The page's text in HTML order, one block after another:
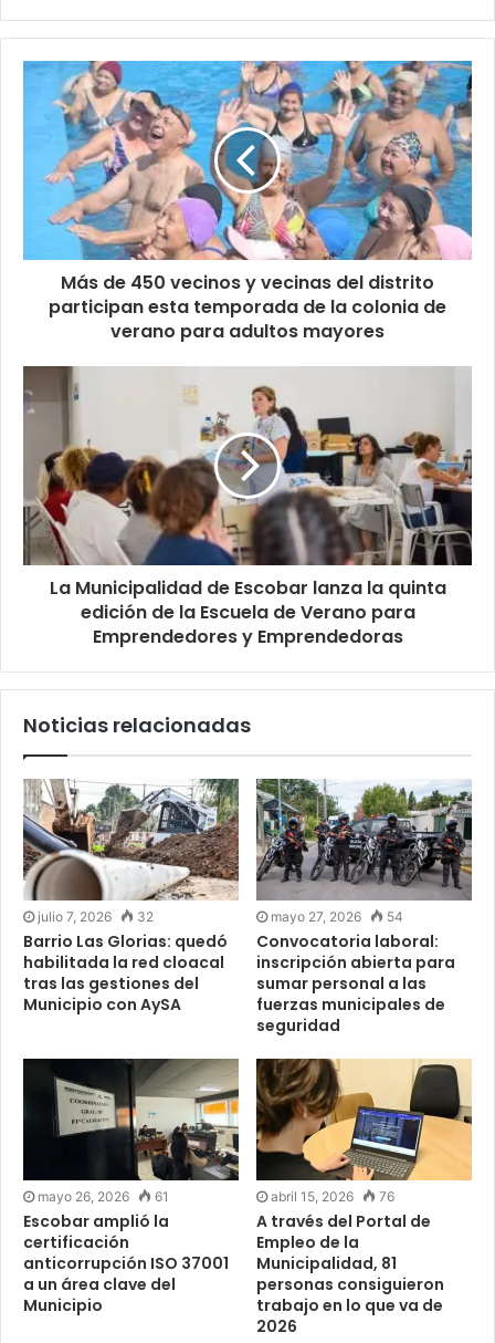
Más de 450 vecinos y vecinas del distrito
participan esta temporada de la colonia de
verano para adultos mayores
La Municipalidad de Escobar lanza la quinta
edición de la Escuela de Verano para
Emprendedores y Emprendedoras
Noticias relacionadas
julio 7, 2026 32
Barrio Las Glorias: quedó
habilitada la red cloacal
tras las gestiones del
Municipio con AySA
mayo 27, 2026 54
Convocatoria laboral:
inscripción abierta para
sumar personal a las
fuerzas municipales de
seguridad
mayo 26, 2026 61
Escobar amplió la
certificación
anticorrupción ISO 37001
a un área clave del
Municipio
abril 15, 2026 76
A través del Portal de
Empleo de la
Municipalidad, 81
personas consiguieron
trabajo en lo que va de
2026